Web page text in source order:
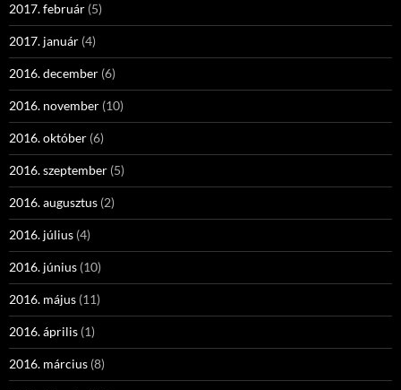
2017. február (5)
2017. január (4)
2016. december (6)
2016. november (10)
2016. október (6)
2016. szeptember (5)
2016. augusztus (2)
2016. július (4)
2016. június (10)
2016. május (11)
2016. április (1)
2016. március (8)